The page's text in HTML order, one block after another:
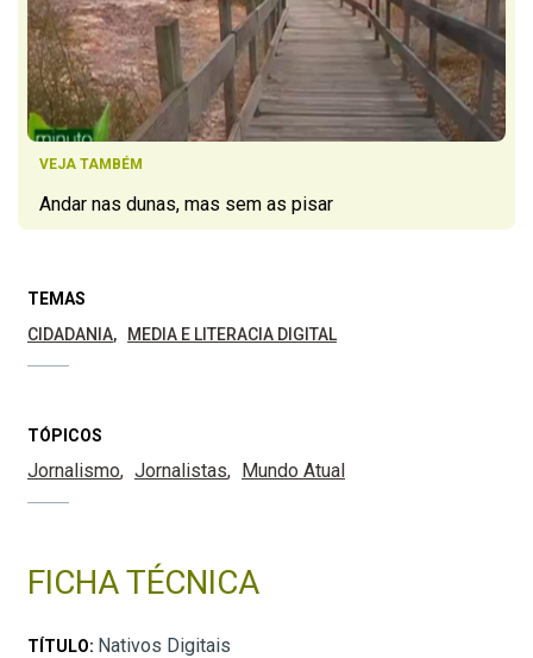
VEJA TAMBÉM
Andar nas dunas, mas sem as pisar
TEMAS
CIDADANIA
MEDIA E LITERACIA DIGITAL
TÓPICOS
Jornalismo Jornalistas Mundo Atual
FICHA TÉCNICA
TÍTULO: Nativos Digitais